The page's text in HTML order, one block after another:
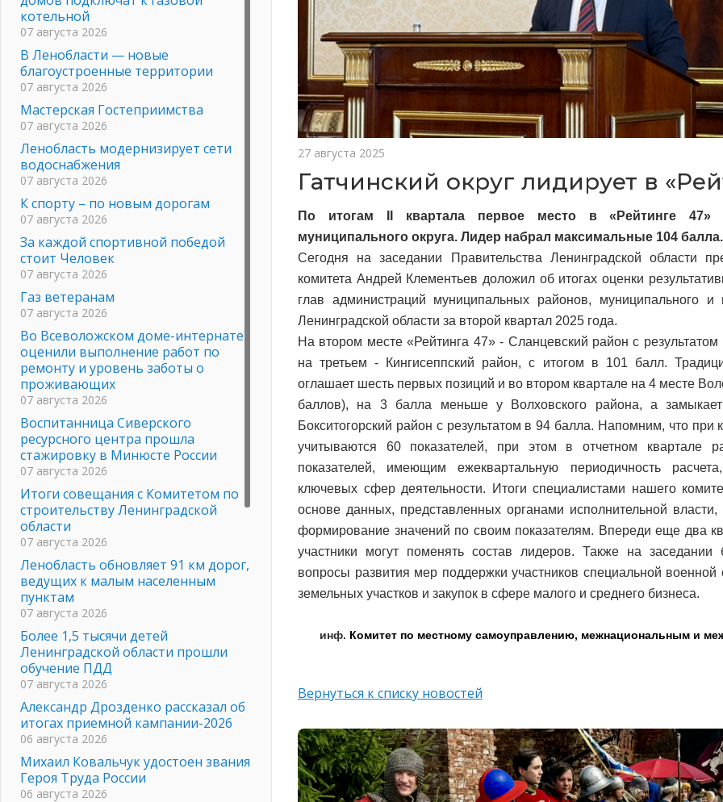
27 августа 2025
Гатчинский округ лидирует в
По итогам II квартала первое место в «Рейтинге 47»
муниципального округа. Лидер набрал максимальные 104 балла.
Сегодня на заседании Правительства Ленинградской области
комитета Андрей Клементьев доложил об итогах оценки
глав администраций муниципальных районов, муниципального и
Ленинградской области за второй квартал 2025 года.
На втором месте «Рейтинга 47» - Сланцевский район с
на третьем - Кингисеппский район, с итогом в 101 балл.
оглашает шесть первых позиций и во втором квартале на 4 месте
баллов), на 3 балла меньше у Волховского района, а
Бокситогорский район с результатом в 94 балла. Напомним, что при
учитываются 60 показателей, при этом в отчетном квартале
показателей, имеющим ежеквартальную периодичность
ключевых сфер деятельности. Итоги специалистами нашего
основе данных, представленных органами исполнительной власти,
формирование значений по своим показателям. Впереди еще два
участники могут поменять состав лидеров.Также на заседании
вопросы развития мер поддержки участников специальной военной
земельных участков и закупок в сфере малого и среднего бизнеса.
инф. Комитет по местному самоуправлению, межнациональным и
Вернуться к списку новостей
котельной
07 августа 2026
В Ленобласти — новые
благоустроенные территории
07 августа 2026
Мастерская Гостеприимства
07 августа 2026
Ленобласть модернизирует сети
водоснабжения
07 августа 2026
К спорту – по новым дорогам
07 августа 2026
За каждой спортивной победой
стоит Человек
07 августа 2026
Газ ветеранам
07 августа 2026
Во Всеволожском доме-интернате
оценили выполнение работ по
ремонту и уровень заботы о
проживающих
07 августа 2026
Воспитанница Сиверского
ресурсного центра прошла
стажировку в Минюсте России
07 августа 2026
Итоги совещания с Комитетом по
строительству Ленинградской
области
07 августа 2026
Ленобласть обновляет 91 км дорог,
ведущих к малым населенным
пунктам
07 августа 2026
Более 1,5 тысячи детей
Ленинградской области прошли
обучение ПДД
07 августа 2026
Александр Дрозденко рассказал об
итогах приемной кампании-2026
06 августа 2026
Михаил Ковальчук удостоен звания
Героя Труда России
06 августа 2026